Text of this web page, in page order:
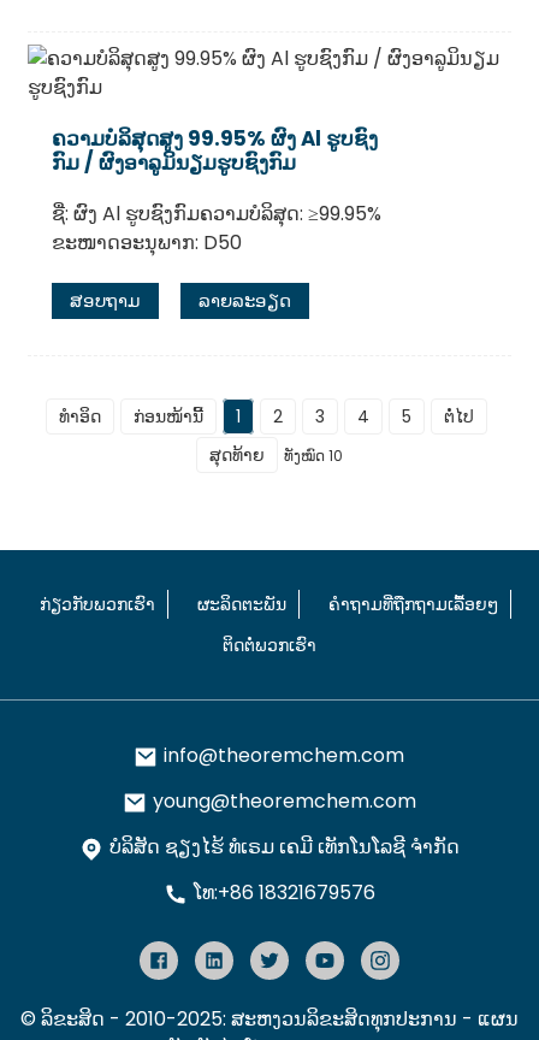
ຄວາມບໍລິສຸດສູງ 99.95% ຜົງ Al ຮູບຊົງ
ກົມ / ຜົງອາລູມິນຽມຮູບຊົງກົມ
ຊື່: ຜົງ Al ຮູບຊົງກົມຄວາມບໍລິສຸດ: ≥99.95%
ຂະໜາດອະນຸພາກ: D50
ສອບຖາມ ລາຍລະອຽດ
ທຳອິດ ກ່ອນໜ້ານີ້ 1 2 3 4 5
ຕໍ່ໄປ
ສຸດທ້າຍ
ທັງໝົດ 10
ກ່ຽວກັບພວກເຮົາ ຜະລິດຕະພັນ
ຄຳຖາມທີ່ຖືກຖາມເລື້ອຍໆ
ຕິດຕໍ່ພວກເຮົາ
info@theoremchem.com
young@theoremchem.com
ບໍລິສັດ ຊຽງໄຮ້ ທໍເຣມ ເຄມີ ເທັກໂນໂລຊີ ຈຳກັດ
ໂທ:+86 18321679576
© ລິຂະສິດ - 2010-2025: ສະຫງວນລິຂະສິດທຸກປະການ - ແຜນ